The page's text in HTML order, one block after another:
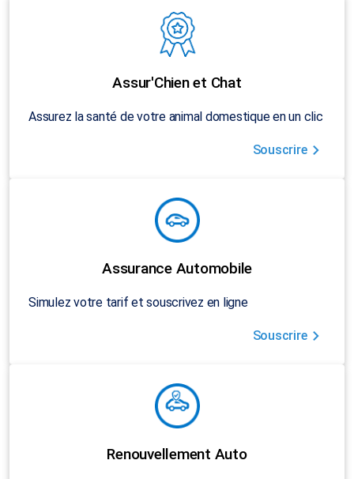
Assur'Chien et Chat
Assurez la santé de votre animal domestique en un clic
Souscrire
Assurance Automobile
Simulez votre tarif et souscrivez en ligne
Souscrire
Renouvellement Auto